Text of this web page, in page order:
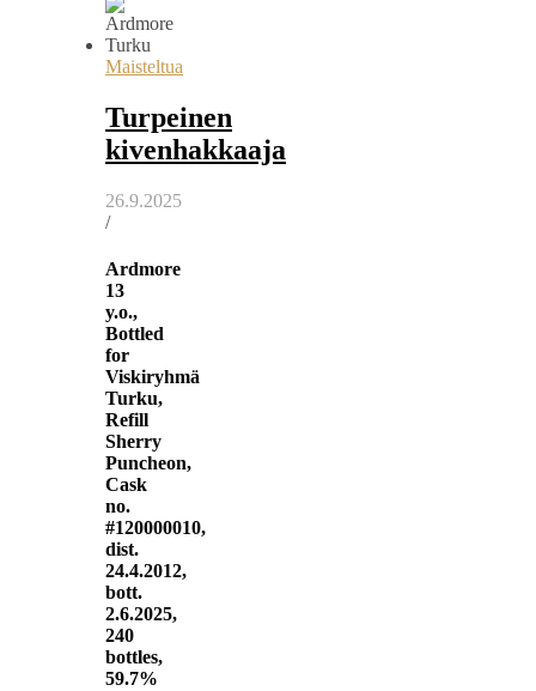
Maisteltua
Turpeinen
kivenhakkaaja
26.9.2025
/
Ardmore
13
y.o.,
Bottled
for
Viskiryhmä
Turku,
Refill
Sherry
Puncheon,
Cask
no.
#120000010,
dist.
24.4.2012,
bott.
2.6.2025,
240
bottles,
59.7%